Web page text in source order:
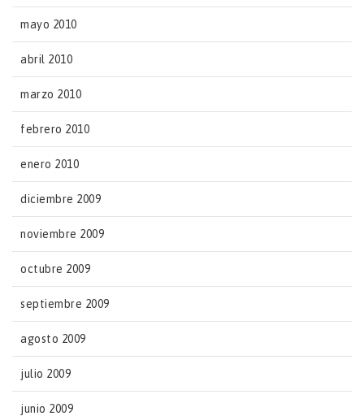
mayo 2010
abril 2010
marzo 2010
febrero 2010
enero 2010
diciembre 2009
noviembre 2009
octubre 2009
septiembre 2009
agosto 2009
julio 2009
junio 2009